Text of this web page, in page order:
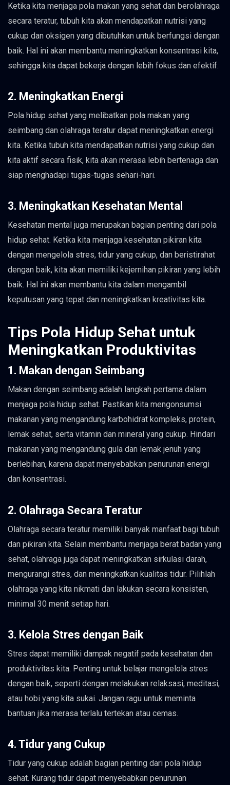
Ketika kita menjaga pola makan yang sehat dan berolahraga
secara teratur, tubuh kita akan mendapatkan nutrisi yang
cukup dan oksigen yang dibutuhkan untuk berfungsi dengan
baik. Hal ini akan membantu meningkatkan konsentrasi kita,
sehingga kita dapat bekerja dengan lebih fokus dan efektif.
2. Meningkatkan Energi
Pola hidup sehat yang melibatkan pola makan yang
seimbang dan olahraga teratur dapat meningkatkan energi
kita. Ketika tubuh kita mendapatkan nutrisi yang cukup dan
kita aktif secara fisik, kita akan merasa lebih bertenaga dan
siap menghadapi tugas-tugas sehari-hari.
3. Meningkatkan Kesehatan Mental
Kesehatan mental juga merupakan bagian penting dari pola
hidup sehat. Ketika kita menjaga kesehatan pikiran kita
dengan mengelola stres, tidur yang cukup, dan beristirahat
dengan baik, kita akan memiliki kejernihan pikiran yang lebih
baik. Hal ini akan membantu kita dalam mengambil
keputusan yang tepat dan meningkatkan kreativitas kita.
Tips Pola Hidup Sehat untuk
Meningkatkan Produktivitas
1. Makan dengan Seimbang
Makan dengan seimbang adalah langkah pertama dalam
menjaga pola hidup sehat. Pastikan kita mengonsumsi
makanan yang mengandung karbohidrat kompleks, protein,
lemak sehat, serta vitamin dan mineral yang cukup. Hindari
makanan yang mengandung gula dan lemak jenuh yang
berlebihan, karena dapat menyebabkan penurunan energi
dan konsentrasi.
2. Olahraga Secara Teratur
Olahraga secara teratur memiliki banyak manfaat bagi tubuh
dan pikiran kita. Selain membantu menjaga berat badan yang
sehat, olahraga juga dapat meningkatkan sirkulasi darah,
mengurangi stres, dan meningkatkan kualitas tidur. Pilihlah
olahraga yang kita nikmati dan lakukan secara konsisten,
minimal 30 menit setiap hari.
3. Kelola Stres dengan Baik
Stres dapat memiliki dampak negatif pada kesehatan dan
produktivitas kita. Penting untuk belajar mengelola stres
dengan baik, seperti dengan melakukan relaksasi, meditasi,
atau hobi yang kita sukai. Jangan ragu untuk meminta
bantuan jika merasa terlalu tertekan atau cemas.
4. Tidur yang Cukup
Tidur yang cukup adalah bagian penting dari pola hidup
sehat. Kurang tidur dapat menyebabkan penurunan